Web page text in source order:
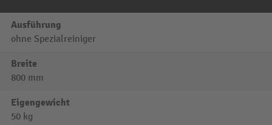
Ausführung
ohne Spezialreiniger
Breite
800 mm
Eigengewicht
50 kg